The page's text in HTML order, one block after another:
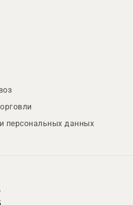
персональных данных